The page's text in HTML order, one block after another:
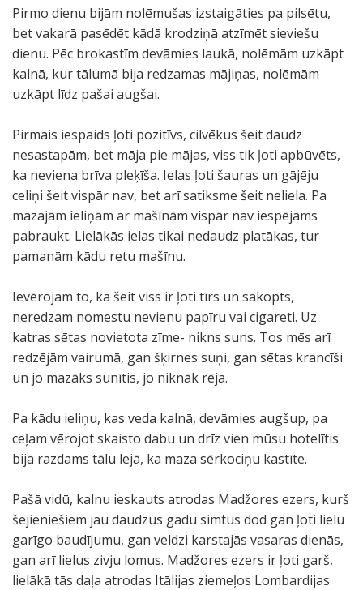
Pirmo dienu bijām nolēmušas izstaigāties pa pilsētu,
bet vakarā pasēdēt kādā krodziņā atzīmēt sieviešu
dienu. Pēc brokastīm devāmies laukā, nolēmām uzkāpt
kalnā, kur tālumā bija redzamas mājiņas, nolēmām
uzkāpt līdz pašai augšai.
Pirmais iespaids ļoti pozitīvs, cilvēkus šeit daudz
nesastapām, bet māja pie mājas, viss tik ļoti apbūvēts,
ka neviena brīva pleķīša. Ielas ļoti šauras un gājēju
celiņi šeit vispār nav, bet arī satiksme šeit neliela. Pa
mazajām ieliņām ar mašīnām vispār nav iespējams
pabraukt. Lielākās ielas tikai nedaudz platākas, tur
pamanām kādu retu mašīnu.
Ievērojam to, ka šeit viss ir ļoti tīrs un sakopts,
neredzam nomestu nevienu papīru vai cigareti. Uz
katras sētas novietota zīme- nikns suns. Tos mēs arī
redzējām vairumā, gan šķirnes suņi, gan sētas krancīši
un jo mazāks sunītis, jo niknāk rēja.
Pa kādu ieliņu, kas veda kalnā, devāmies augšup, pa
ceļam vērojot skaisto dabu un drīz vien mūsu hotelītis
bija razdams tālu lejā, ka maza sērkociņu kastīte.
Pašā vidū, kalnu ieskauts atrodas Madžores ezers, kurš
šejieniešiem jau daudzus gadu simtus dod gan ļoti lielu
garīgo baudījumu, gan veldzi karstajās vasaras dienās,
gan arī lielus zivju lomus. Madžores ezers ir ļoti garš,
lielākā tās daļa atrodas Itālijas ziemeļos Lombardijas